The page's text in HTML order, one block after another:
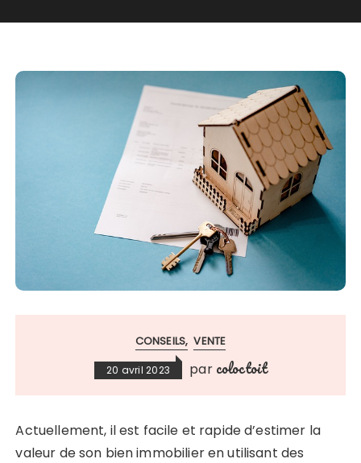
CONSEILS VENTE
20 avril 2023 par coloctoit
Actuellement, il est facile et rapide d’estimer la
valeur de son bien immobilier en utilisant des